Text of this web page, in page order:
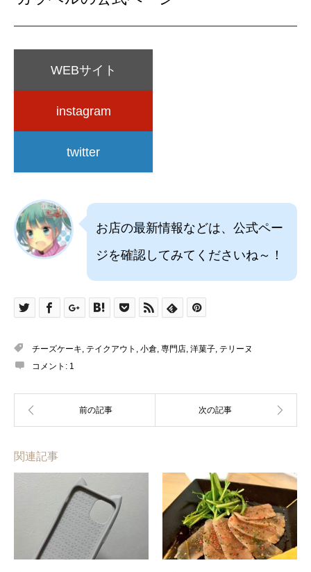
WEBサイト
instagram
twitter
お店の最新情報などは、公式ペー
ジを確認してみてくださいね～！
チーズケーキ, テイクアウト , 小倉, 専門店, 洋菓子, テリーヌ
コメント: 1
関連記事